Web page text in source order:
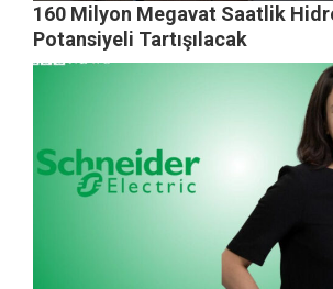
160 Milyon Megavat Saatlik
Potansiyeli Tartışılacak